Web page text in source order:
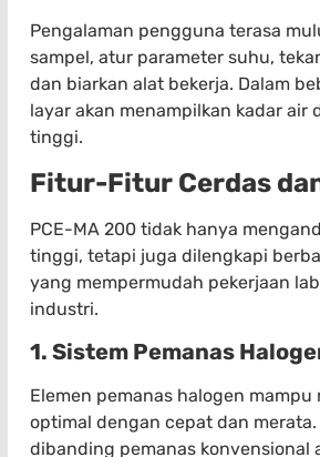
Pengalaman pengguna terasa
sampel, atur parameter suhu,
dan biarkan alat bekerja. Dalam
layar akan menampilkan kadar air
tinggi.
Fitur-Fitur Cerdas
PCE-MA 200 tidak hanya
tinggi, tetapi juga dilengkapi
yang mempermudah pekerjaan
industri.
1. Sistem Pemanas
Elemen pemanas halogen mampu
optimal dengan cepat dan
dibanding pemanas konvensional